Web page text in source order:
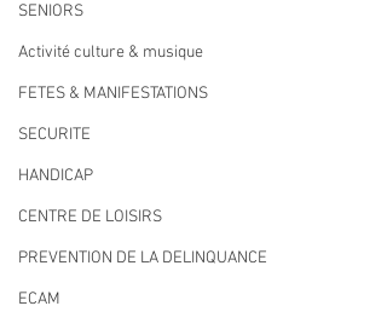
SENIORS
Activité culture & musique
FETES & MANIFESTATIONS
SECURITE
HANDICAP
CENTRE DE LOISIRS
PREVENTION DE LA DELINQUANCE
ECAM